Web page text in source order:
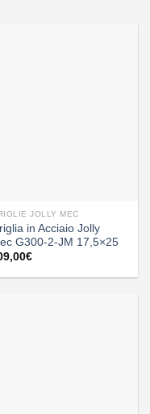
JOLLY MEC
in Acciaio Jolly
G300-2-JM 17,5×25
€